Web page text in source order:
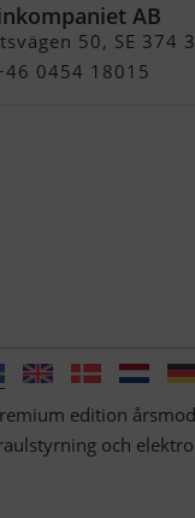
AB
50, SE 374
0454 18015
edition
och